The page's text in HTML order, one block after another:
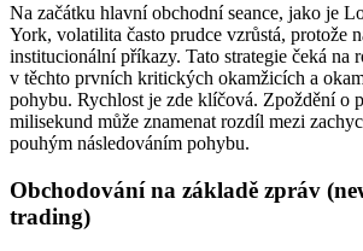
Na začátku hlavní obchodní seance, jako je
York, volatilita často prudce vzrůstá, protože
institucionální příkazy. Tato strategie čeká na
v těchto prvních kritických okamžicích a
pohybu. Rychlost je zde klíčová. Zpoždění o
milisekund může znamenat rozdíl mezi
pouhým následováním pohybu.
Obchodování na základě zpráv
trading)